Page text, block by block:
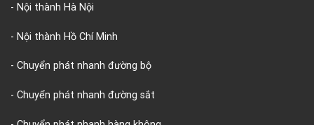
- Nội thành Hà Nội
- Nội thành Hồ Chí Minh
- Chuyển phát nhanh đường bộ
- Chuyển phát nhanh đường sắt